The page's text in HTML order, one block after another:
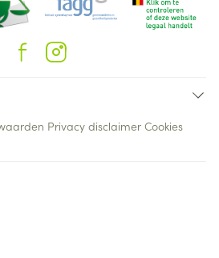
Privacy disclaimer Cookies